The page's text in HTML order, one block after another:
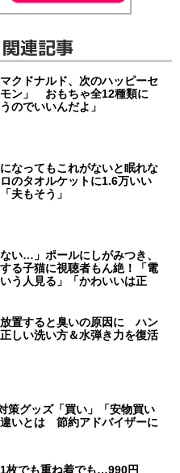
連記事
マクドナルド、次のハッピーセ
モン」 おもちゃ全12種類に
のでいいんだよ」
になってもこれがないと眠れな
タオルケットに1.6万いい
夫もそう」
ない…」ポールにしがみつき、
る子猫に視聴者もん絶！「電
う人見る」「かわいいは正
放置すると臭いの原因に ハン
しい洗い方＆水弾き力を復活
策グッズ「買い」「安物買い
いとは 節約アドバイザーに
1枚でも重ね着でも…990円